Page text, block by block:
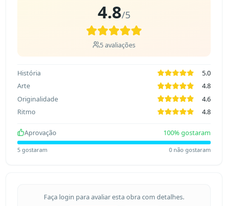
4.8/5
5avaliações
História
5.0
Arte
4.8
Originalidade
4.6
Ritmo
4.8
Aprovação 100% gostaram
5gostaram 0 não gostaram
Faça login para avaliar esta obra com detalhes.